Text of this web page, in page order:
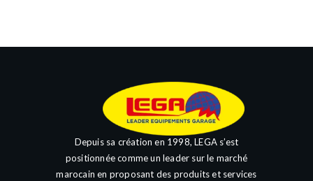
Depuis sa création en 1998, LEGA s’est
positionnée comme un leader sur le marché
marocain en proposant des produits et services